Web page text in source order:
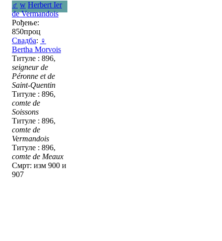
♂ w Herbert Ier
de Vermandois
Рођење:
850проц
Свадба: ♀
Bertha Morvois
Титуле : 896,
seigneur de
Péronne et de
Saint-Quentin
Титуле : 896,
comte de
Soissons
Титуле : 896,
comte de
Vermandois
Титуле : 896,
comte de Meaux
Смрт: изм 900 и
907